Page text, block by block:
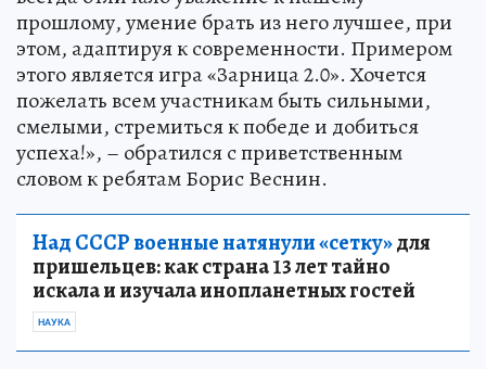
прошлому, умение брать из него лучшее, при
этом, адаптируя к современности. Примером
этого является игра «Зарница 2.0». Хочется
пожелать всем участникам быть сильными,
смелыми, стремиться к победе и добиться
успеха!», – обратился с приветственным
словом к ребятам Борис Веснин.
Над СССР военные натянули «сетку»для
пришельцев: как страна 13 лет тайно
искала и изучала инопланетных гостей
НАУКА